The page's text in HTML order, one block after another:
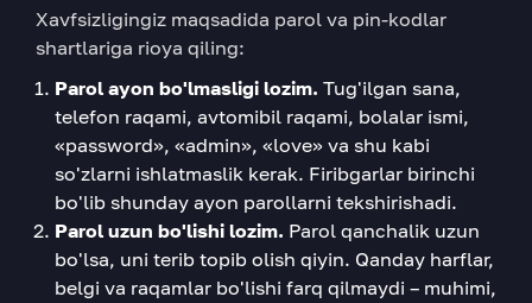
Xavfsizligingiz maqsadida parol va pin-kodlar
shartlariga rioya qiling:
Parol ayon bo'lmasligi lozim. Tug'ilgan sana,
telefon raqami, avtomibil raqami, bolalar ismi,
«password», «admin», «love» va shu kabi
so'zlarni ishlatmaslik kerak. Firibgarlar birinchi
bo'lib shunday ayon parollarni tekshirishadi.
Parol uzun bo'lishi lozim. Parol qanchalik uzun
bo'lsa, uni terib topib olish qiyin. Qanday harflar,
belgi va raqamlar bo'lishi farq qilmaydi – muhimi,